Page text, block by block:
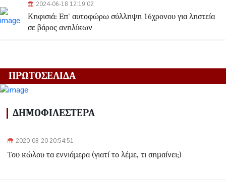
2024-06-18 12:19:02
Κηφισιά: Eπ' αυτοφώρω σύλληψη 16χρονου για ληστεία
σε βάρος ανηλίκων
Αλλαγές στα δρομολόγια του Μετρό και του Τραμ λόγω
2024-03-22 11:07:47
Ομόνοια: Ριφιφί σε κοσμηματοπωλείο - Άρπαξαν
ΠΡΩΤΟΣΕΛΙΔΑ
ΔΗΜΟΦΙΛΕΣΤΕΡΑ
2020-08-20 20:54:51
Του κώλου τα εννιάμερα (γιατί το λέμε, τι σημαίνει;)